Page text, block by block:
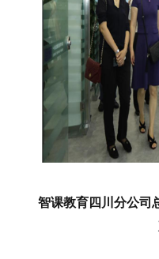
智课教育四川分公司